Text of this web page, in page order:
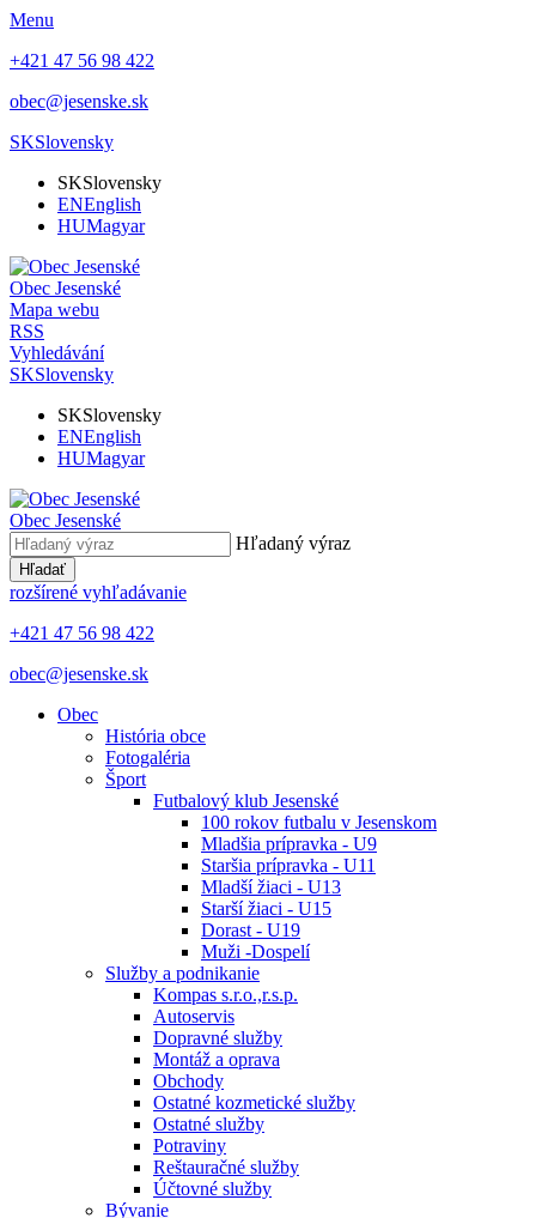
Menu
+421 47 56 98 422
obec@jesenske.sk
SKSlovensky
SKSlovensky
ENEnglish
HUMagyar
Obec Jesenské
Mapa webu
RSS
Vyhledávání
SKSlovensky
SKSlovensky
ENEnglish
HUMagyar
Obec Jesenské
Hľadaný výraz
Hľadať
rozšírené vyhľadávanie
+421 47 56 98 422
obec@jesenske.sk
Obec
História obce
Fotogaléria
Šport
Futbalový klub Jesenské
100 rokov futbalu v Jesenskom
Mladšia prípravka - U9
Staršia prípravka - U11
Mladší žiaci - U13
Starší žiaci - U15
Dorast - U19
Muži -Dospelí
Služby a podnikanie
Kompas s.r.o.,r.s.p.
Autoservis
Dopravné služby
Montáž a oprava
Obchody
Ostatné kozmetické služby
Ostatné služby
Potraviny
Reštauračné služby
Účtovné služby
Bývanie